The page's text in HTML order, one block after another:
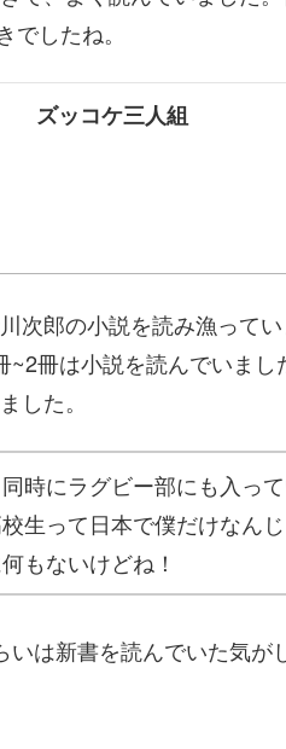
したね。
ズッコケ三人組
次郎の小説を読み漁って
~2冊は小説を読んでいま
した。
時にラグビー部にも入っ
生って日本で僕だけなん
もないけどね！
は新書を読んでいた気が